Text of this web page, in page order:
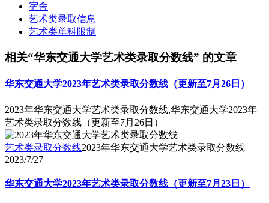
宿舍
艺术类录取信息
艺术类单科限制
相关“华东交通大学艺术类录取分数线” 的文章
华东交通大学2023年艺术类录取分数线（更新至7月26日）
2023年华东交通大学艺术类录取分数线,华东交通大学2023年
艺术类录取分数线（更新至7月26日）
艺术类录取分数线2023年华东交通大学艺术类录取分数线
2023/7/27
华东交通大学2023年艺术类录取分数线（更新至7月23日）